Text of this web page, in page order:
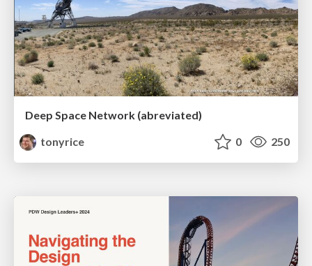
Deep Space Network (abreviated)
tonyrice
0 250